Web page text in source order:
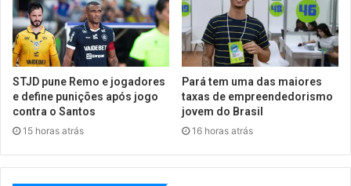
STJD pune Remo e jogadores
e define punições após jogo
contra o Santos
15 horas atrás
Pará tem uma das maiores
taxas de empreendedorismo
jovem do Brasil
16 horas atrás